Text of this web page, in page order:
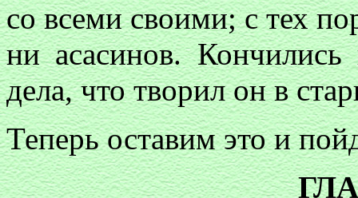
со всеми своими; с тех
ни асасинов.
дела, что творил он в
Теперь оставим это и